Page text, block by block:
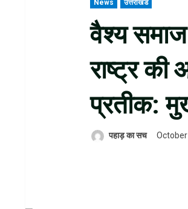
News उत्तराखंड
वैश्य
राष्ट्र की
प्रतीक:
पहाड़ का सच